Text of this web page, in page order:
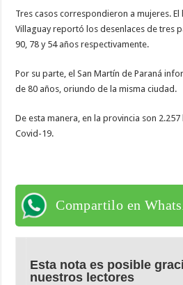
Tres casos correspondieron a mujeres. El
Villaguay reportó los desenlaces de tres
90, 78 y 54 años respectivamente.
Por su parte, el San Martín de Paraná
de 80 años, oriundo de la misma ciudad.
De esta manera, en la provincia son
Covid-19.
Compartilo en
Esta nota es posible
nuestros lectores